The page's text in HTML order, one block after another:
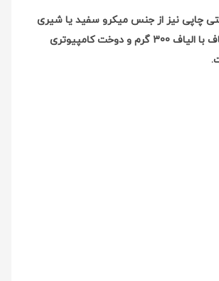
چاپی نیز از جنس میکرو سفید یا شیری
رنگ است و لحاف با الیاف 300 گرم و دوخت کامپیوتری